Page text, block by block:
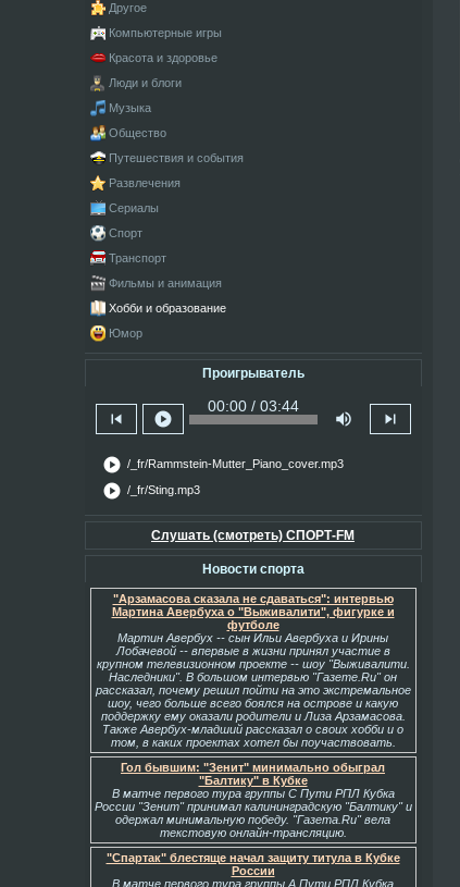
Другое
Компьютерные игры
Красота и здоровье
Люди и блоги
Музыка
Общество
Путешествия и события
Развлечения
Сериалы
Спорт
Транспорт
Фильмы и анимация
Хобби и образование
Юмор
Проигрыватель
skip_previous play_circle
00:00 / 03:44
volume_up skip_next
play_circle /_fr/Rammstein-Mutter_Piano_cover.mp3
play_circle /_fr/Sting.mp3
Слушать (смотреть) СПОРТ-FM
Новости спорта
"Арзамасова сказала не сдаваться": интервью
Мартина Авербуха о "Выживалити", фигурке и
футболе
Мартин Авербух -- сын Ильи Авербуха и Ирины
Лобачевой -- впервые в жизни принял участие в
крупном телевизионном проекте -- шоу "Выживалити.
Наследники". В большом интервью "Газете.Ru" он
рассказал, почему решил пойти на это экстремальное
шоу, чего больше всего боялся на острове и какую
поддержку ему оказали родители и Лиза Арзамасова.
Также Авербух-младший рассказал о своих хобби и о
том, в каких проектах хотел бы поучаствовать.
Гол бывшим: "Зенит" минимально обыграл
"Балтику" в Кубке
В матче первого тура группы С Пути РПЛ Кубка
России "Зенит" принимал калининградскую "Балтику" и
одержал минимальную победу. "Газета.Ru" вела
текстовую онлайн-трансляцию.
"Спартак" блестяще начал защиту титула в Кубке
России
В матче первого тура группы А Пути РПЛ Кубка